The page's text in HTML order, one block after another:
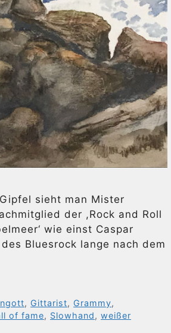
sieht man Mister
der ,Rock and Roll
wie einst Caspar
Bluesrock lange nach dem
, Gittarist, Grammy,
of fame, Slowhand, weißer